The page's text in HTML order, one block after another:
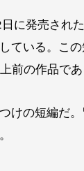
に発売され
ている。こ
前の作品であ
けの短編だ